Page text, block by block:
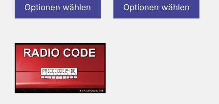
Optionen wählen Optionen wählen